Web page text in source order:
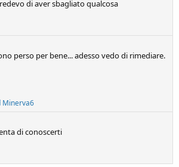
di aver sbagliato qualcosa
perso per bene... adesso vedo di rimediare.
Minerva6
di conoscerti